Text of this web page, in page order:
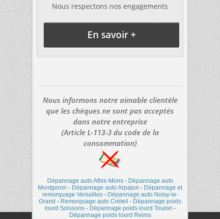
Nous respectons nos engagements
En savoir +
Nous informons notre aimable clientèle
que les chèques ne sont pas acceptés
dans notre entreprise
(Article L-113-3 du code de la
consommation)
Dépannage auto Athis-Mons- Dépannage auto
Montgeron - Dépannage auto Arpajon - Dépannage et
remorquage Versailles- Dépannage auto Noisy-le-
Grand - Remorquage auto Créteil - Dépannage poids
lourd Soissons- Dépannage poids lourd Toulon -
Dépannage poids lourd Reims